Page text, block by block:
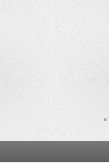
«